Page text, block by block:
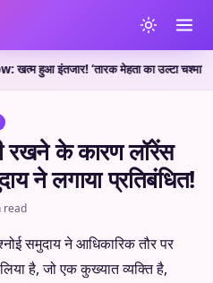
हुआ इंतजार! ‘तारक मेहता का उल्टा चश्मा’
रखने के कारण लॉरेंस
ने लगाया प्रतिबंधित!
read
समुदाय ने आधिकारिक तौर पर
है, जो एक कुख्यात व्यक्ति है,